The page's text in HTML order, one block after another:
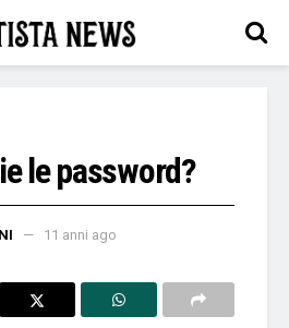
le password?
11 anni ago